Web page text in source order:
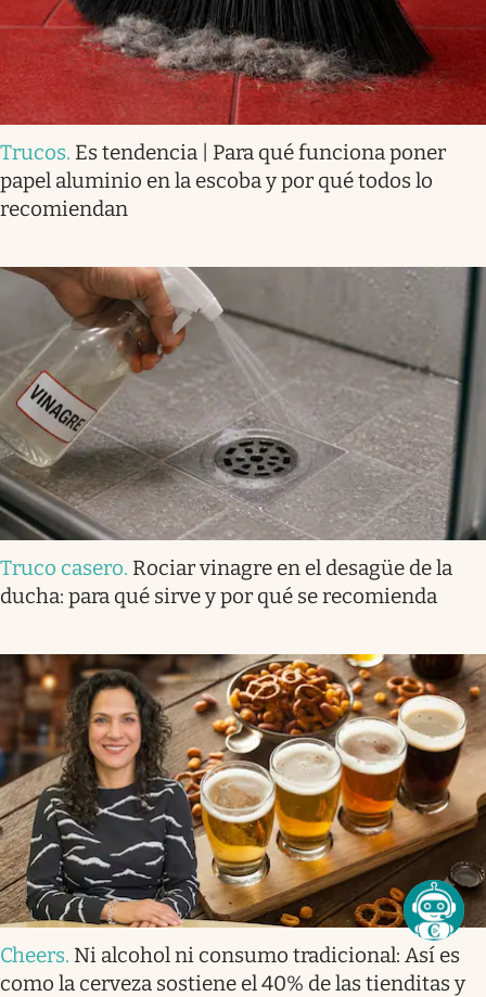
Trucos. Es tendencia | Para qué funciona poner
papel aluminio en la escoba y por qué todos lo
recomiendan
Truco casero. Rociar vinagre en el desagüe de la
ducha: para qué sirve y por qué se recomienda
Cheers. Ni alcohol ni consumo tradicional: Así es
como la cerveza sostiene el 40% de las tienditas y